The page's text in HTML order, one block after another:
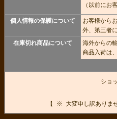
（以前にお
個人情報の保護について
お客様から
外、第三者
在庫切れ商品について
海外からの
商品入荷は
ショ
【 ※ 大変申し訳ありま